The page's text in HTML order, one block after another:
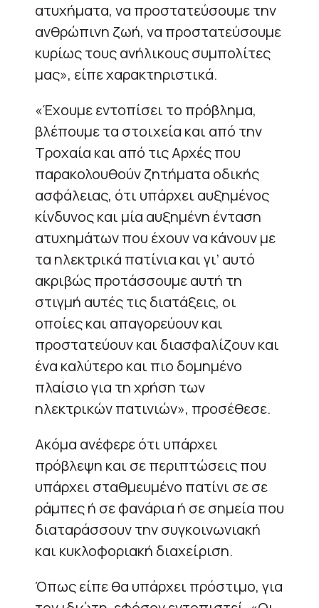
ατυχήματα, να προστατεύσουμε την
ανθρώπινη ζωή, να προστατεύσουμε
κυρίως τους ανήλικους συμπολίτες
μας», είπε χαρακτηριστικά.
«Έχουμε εντοπίσει το πρόβλημα,
βλέπουμε τα στοιχεία και από την
Τροχαία και από τις Αρχές που
παρακολουθούν ζητήματα οδικής
ασφάλειας, ότι υπάρχει αυξημένος
κίνδυνος και μία αυξημένη ένταση
ατυχημάτων που έχουν να κάνουν με
τα ηλεκτρικά πατίνια και γι’ αυτό
ακριβώς προτάσσουμε αυτή τη
στιγμή αυτές τις διατάξεις, οι
οποίες και απαγορεύουν και
προστατεύουν και διασφαλίζουν και
ένα καλύτερο και πιο δομημένο
πλαίσιο για τη χρήση των
ηλεκτρικών πατινιών», προσέθεσε.
Ακόμα ανέφερε ότι υπάρχει
πρόβλεψη και σε περιπτώσεις που
υπάρχει σταθμευμένο πατίνι σε σε
ράμπες ή σε φανάρια ή σε σημεία που
διαταράσσουν την συγκοινωνιακή
και κυκλοφοριακή διαχείριση.
Όπως είπε θα υπάρχει πρόστιμο, για